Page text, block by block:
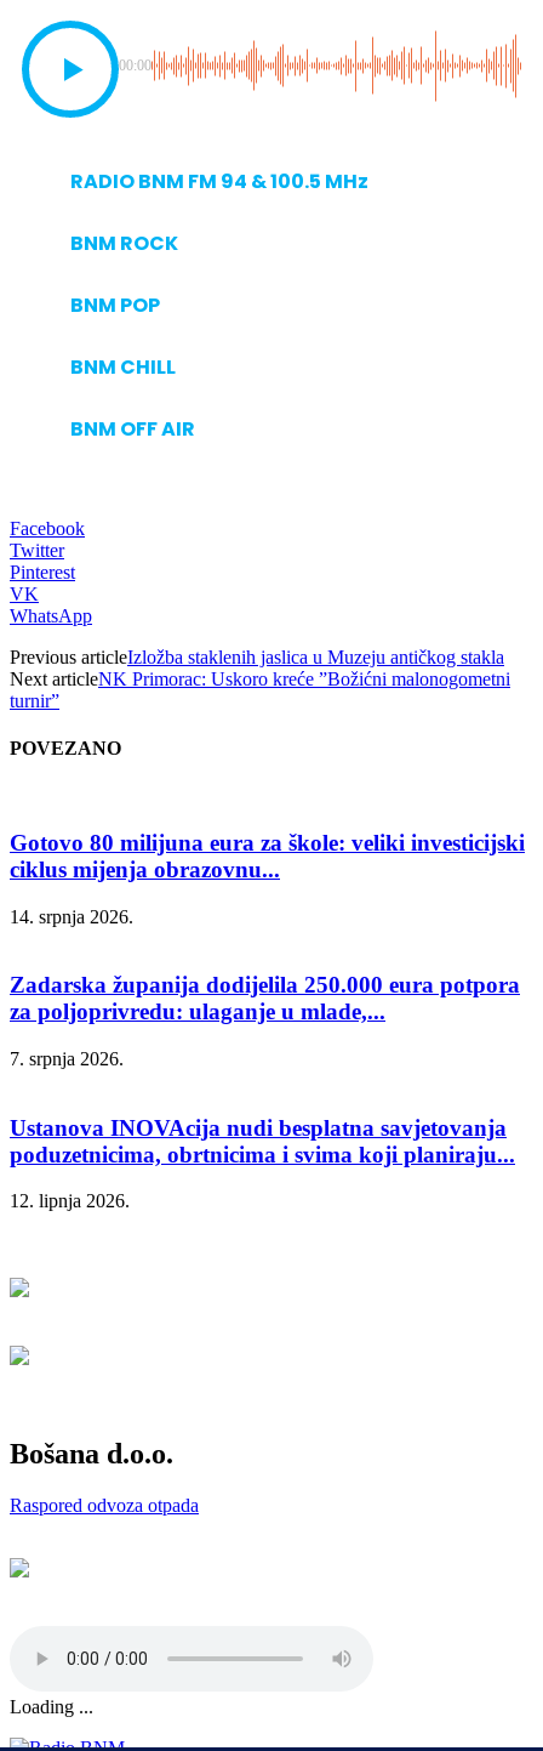
00:00
RADIO BNM FM 94 & 100.5 MHz
BNM ROCK
BNM POP
BNM CHILL
BNM OFF AIR
Facebook
Twitter
Pinterest
VK
WhatsApp
Previous articleIzložba staklenih jaslica u Muzeju antičkog stakla
Next articleNK Primorac: Uskoro kreće ”Božićni malonogometni
turnir”
POVEZANO
Gotovo 80 milijuna eura za škole: veliki investicijski
ciklus mijenja obrazovnu...
14. srpnja 2026.
Zadarska županija dodijelila 250.000 eura potpora
za poljoprivredu: ulaganje u mlade,...
7. srpnja 2026.
Ustanova INOVAcija nudi besplatna savjetovanja
poduzetnicima, obrtnicima i svima koji planiraju...
12. lipnja 2026.
Bošana d.o.o.
Raspored odvoza otpada
Loading ...